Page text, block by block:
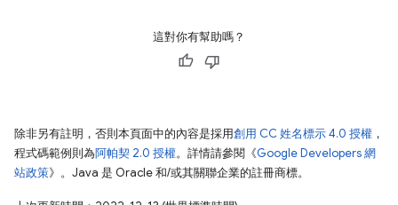
這對你有幫助嗎？
除非另有註明，否則本頁面中的內容是採用創用 CC 姓名標示 4.0 授權 ，
程式碼範例則為阿帕契 2.0 授權。詳情請參閱《Google Developers 網
站政策》。Java 是 Oracle 和/或其關聯企業的註冊商標。